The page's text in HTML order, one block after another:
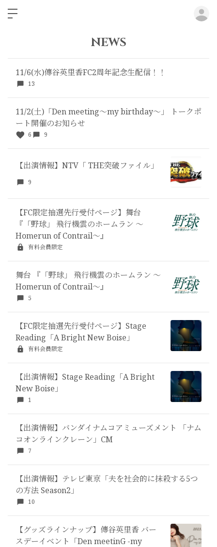
NEWS
11/6(水)傳谷英里香FC2周年記念生配信！！
13
11/2(土)「Den meeting〜my birthday〜」 トークポ
ート開催のお知らせ
6 9
【出演情報】NTV「 THE突破ファイル」
9
【FC限定抽選先行受付ページ】舞台
『「野球」 飛行機雲のホームラン ～
Homerun of Contrail〜』
有料会員限定
舞台 『「野球」 飛行機雲のホームラン ～
Homerun of Contrail〜』
5
【FC限定抽選先行受付ページ】Stage
Reading「A Bright New Boise」
有料会員限定
【出演情報】Stage Reading「A Bright
New Boise」
1
【出演情報】バンダイナムコアミューズメント 「ナム
コオンラインクレーン」CM
7
【出演情報】テレビ東京「夫を社会的に抹殺する5つ
の方法 Season2」
10
【グッズラインナップ】傳谷英里香 バー
スデーイベント「Den meetinG -my